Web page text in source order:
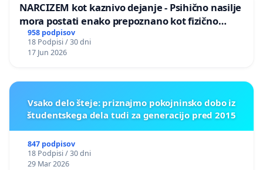
NARCIZEM kot kaznivo dejanje - Psihično nasilje
mora postati enako prepoznano kot fizično
nasilje
958 podpisov
18 Podpisi / 30 dni
17 Jun 2026
Vsako delo šteje: priznajmo pokojninsko dobo iz
študentskega dela tudi za generacijo pred 2015
847 podpisov
18 Podpisi / 30 dni
29 Mar 2026